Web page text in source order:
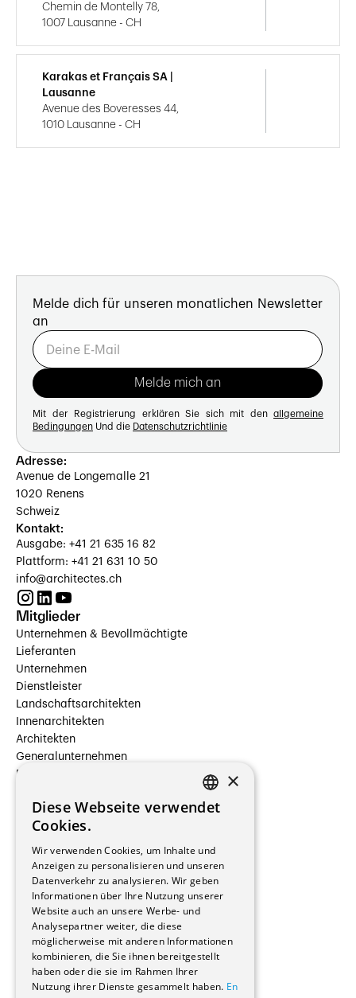
Chemin de Montelly 78,
1007 Lausanne - CH
Karakas et Français SA |
Lausanne
Avenue des Boveresses 44,
1010 Lausanne - CH
Melde dich für unseren monatlichen Newsletter
an
Mit der Registrierung erklären Sie sich mit den allgemeine
Bedingungen Und die Datenschutzrichtlinie
Adresse:
Avenue de Longemalle 21
1020 Renens
Schweiz
Kontakt:
Ausgabe: +41 21 635 16 82
Plattform: +41 21 631 10 50
info@architectes.ch
Mitglieder
Unternehmen & Bevollmächtigte
Lieferanten
Unternehmen
Dienstleister
Landschaftsarchitekten
Innenarchitekten
Architekten
Generalunternehmen
Beauftragte Unternehmen
Hersteller/Lieferanten
Bauherrschaften
Immobilienverwaltungsgesellschaften
Stockwerkeigentum
Reportagen
Wohnungen
Renovierungen
Innere Umbauten
Gastgewerbe und Tourismus
Verwaltungsgebäude und Geschäfte
Schuleinrichtungen
FRENCH
×
Diese Webseite verwendet
Cookies.
Wir verwenden Cookies, um Inhalte und
Anzeigen zu personalisieren und unseren
Datenverkehr zu analysieren. Wir geben
Informationen über Ihre Nutzung unserer
Website auch an unsere Werbe- und
Analysepartner weiter, die diese
möglicherweise mit anderen Informationen
kombinieren, die Sie ihnen bereitgestellt
haben oder die sie im Rahmen Ihrer
Nutzung ihrer Dienste gesammelt haben. En